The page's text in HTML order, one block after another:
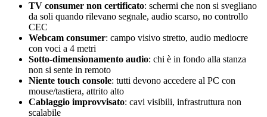
TV consumer non certificato: schermi che non si svegliano
da soli quando rilevano segnale, audio scarso, no controllo
CEC
Webcam consumer: campo visivo stretto, audio mediocre
con voci a 4 metri
Sotto-dimensionamento audio: chi è in fondo alla stanza
non si sente in remoto
Niente touch console: tutti devono accedere al PC con
mouse/tastiera, attrito alto
Cablaggio improvvisato: cavi visibili, infrastruttura non
scalabile